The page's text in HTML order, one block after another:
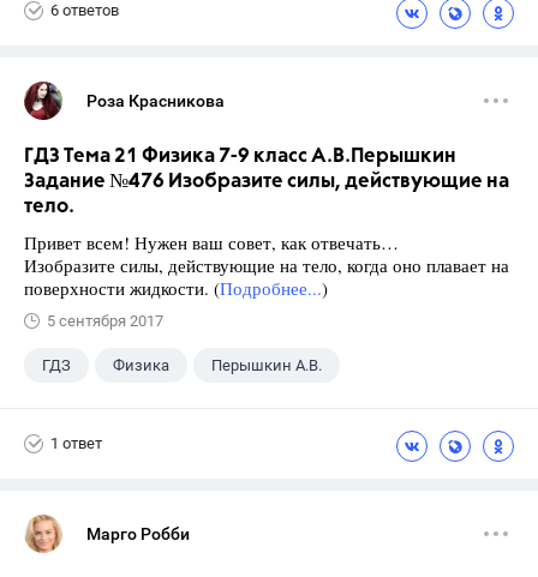
6 ответов
Роза Красникова
ГДЗ Тема 21 Физика 7-9 класс А.В.Перышкин
Задание №476 Изобразите силы, действующие на
тело.
Привет всем! Нужен ваш совет, как отвечать…
Изобразите силы, действующие на тело, когда оно плавает на
поверхности жидкости. (Подробнее...)
5 сентября 2017
ГДЗ Физика Перышкин А.В.
1 ответ
Марго Робби